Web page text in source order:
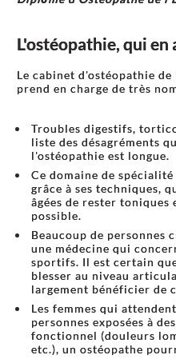
L'ostéopathie, qui en
Le cabinet d'ostéopathie
prend en charge de très
Troubles digestifs,
liste des désagréments
l'ostéopathie est longue.
Ce domaine de
grâce à ses techniques,
âgées de rester toniques
possible.
Beaucoup de personnes
une médecine qui
sportifs. Il est certain
blesser au niveau
largement bénéficier de
Les femmes qui
personnes exposées à
fonctionnel (douleurs
etc.), un ostéopathe